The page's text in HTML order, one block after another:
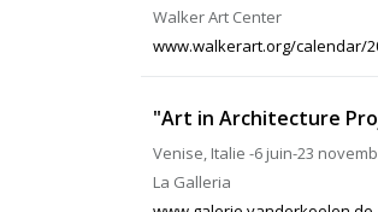
Walker Art Center
www.walkerart.org/calendar/
"Art in Architecture
Venise, Italie -6 juin-23
La Galleria